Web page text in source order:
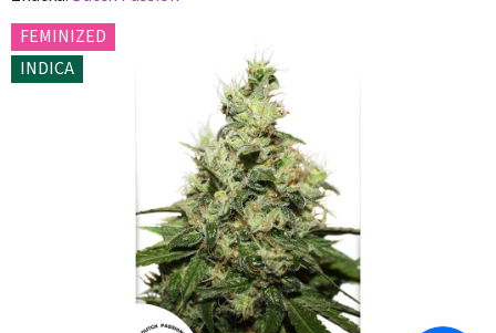
produktu
je
0,0
FEMINIZED
INDICA